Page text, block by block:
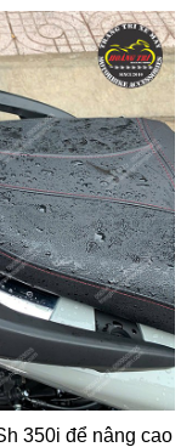
350i để nâng cao